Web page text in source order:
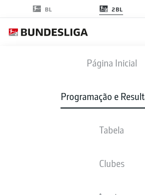
BL 2BL
Página Inicial
Programação e
Tabela
Clubes
WOB FCM
ESCALAÇÕES